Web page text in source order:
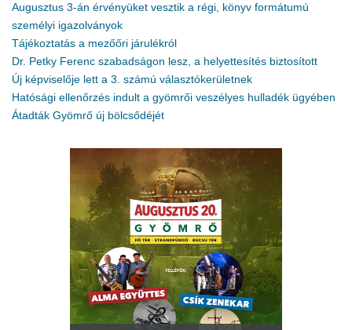
Augusztus 3-án érvényüket vesztik a régi, könyv formátumú
személyi igazolványok
Tájékoztatás a mezőőri járulékról
Dr. Petky Ferenc szabadságon lesz, a helyettesítés biztosított
Új képviselője lett a 3. számú választókerületnek
Hatósági ellenőrzés indult a gyömrői veszélyes hulladék ügyében
Átadták Gyömrő új bölcsődéjét